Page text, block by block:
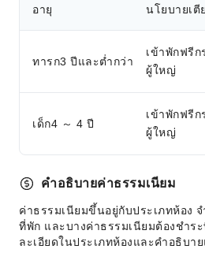
กล้องวงจรปิดพื้นที่ส่วนกลาง
ถังดับเพลิง
เจ้าหน้าที่รักษาความปลอดภัย
ทางเดินผู้พิการ
อายุ นโยบายเตี
ทารก3 ปีและต่ำกว่า
เข้าพักฟรี
ผู้ใหญ่
เด็ก4 ～ 4 ปี
เข้าพักฟรี
ผู้ใหญ่
คำอธิบายค่าธรรมเนียม
ค่าธรรมเนียมขึ้นอยู่กับประเภทห้อง
ที่พัก และบางค่าธรรมเนียมต้องชำร
ละเอียดในประเภทห้องและคำอธิบาย